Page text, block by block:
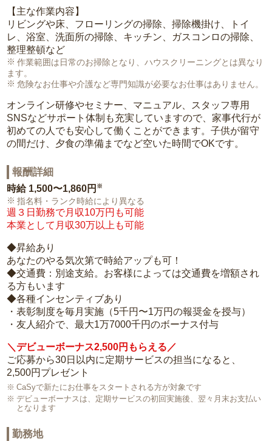
【主な作業内容】
リビングや床、フローリングの掃除、掃除機掛け、トイ
レ、浴室、洗面所の掃除、キッチン、ガスコンロの掃除、
整理整頓など
作業範囲は日常のお掃除となり、ハウスクリーニングとは異なり
ます。
危険なお仕事や介護など専門知識が必要なお仕事はありません。
オンライン研修やセミナー、マニュアル、スタッフ専用
SNSなどサポート体制も充実していますので、家事代行が
初めての人でも安心して働くことができます。子供が留守
の間だけ、夕食の準備までなど空いた時間でOKです。
報酬詳細
時給 1,500〜1,860円 ※
指名料・ランク時給により異なる
週３日勤務で月収10万円も可能
本業として月収30万以上も可能
◆昇給あり
あなたのやる気次第で時給アップも可！
◆交通費：別途支給。お客様によっては交通費を増額され
る方もいます
◆各種インセンティブあり
・表彰制度を毎月実施（5千円〜1万円の報奨金を授与）
・友人紹介で、最大1万7000千円のボーナス付与
＼デビューボーナス2,500円もらえる／
ご応募から30日以内に定期サービスの担当になると、
2,500円プレゼント
CaSyで新たにお仕事をスタートされる方が対象です
デビューボーナスは、定期サービスの初回実施後、翌々月末お支払い
となります
勤務地